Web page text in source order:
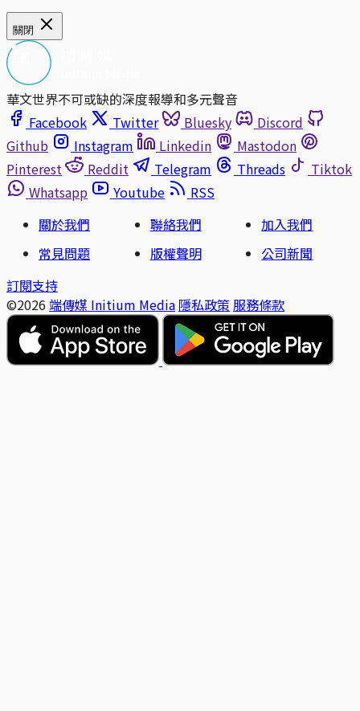
關閉
華文世界不可或缺的深度報導和多元聲音
Facebook
Twitter Bluesky
Discord
Github
Instagram Linkedin
Mastodon
Pinterest
Reddit Telegram Threads
Tiktok
Whatsapp
Youtube
RSS
關於我們
聯絡我們
加入我們
常見問題
版權聲明
公司新聞
訂閱支持
©2026 端傳媒 Initium Media 隱私政策 服務條款